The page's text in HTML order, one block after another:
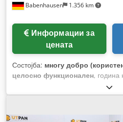
Babenhausen 1.356 km
цената
Состојба: многу добро
целосно функционален, година
400 V
DGUV до:08/2027, вкупна
влезен струја: